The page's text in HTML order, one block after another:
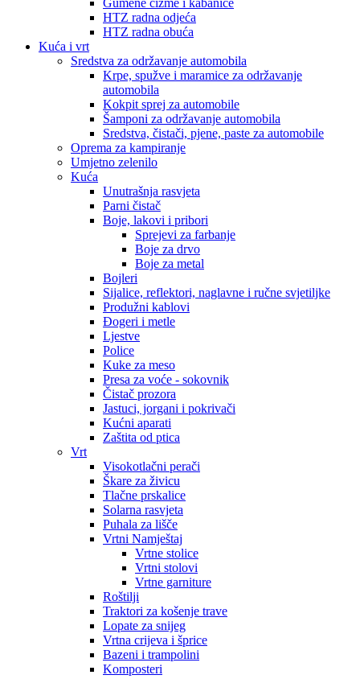
Gumene čizme i kabanice
HTZ radna odjeća
HTZ radna obuća
Kuća i vrt
Sredstva za održavanje automobila
Krpe, spužve i maramice za održavanje
automobila
Kokpit sprej za automobile
Šamponi za održavanje automobila
Sredstva, čistači, pjene, paste za automobile
Oprema za kampiranje
Umjetno zelenilo
Kuća
Unutrašnja rasvjeta
Parni čistač
Boje, lakovi i pribori
Sprejevi za farbanje
Boje za drvo
Boje za metal
Bojleri
Sijalice, reflektori, naglavne i ručne svjetiljke
Produžni kablovi
Đogeri i metle
Ljestve
Police
Kuke za meso
Presa za voće - sokovnik
Čistač prozora
Jastuci, jorgani i pokrivači
Kućni aparati
Zaštita od ptica
Vrt
Visokotlačni perači
Škare za živicu
Tlačne prskalice
Solarna rasvjeta
Puhala za lišče
Vrtni Namještaj
Vrtne stolice
Vrtni stolovi
Vrtne garniture
Roštilji
Traktori za košenje trave
Lopate za snijeg
Vrtna crijeva i šprice
Bazeni i trampolini
Komposteri